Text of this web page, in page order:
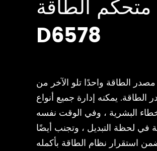
متحكم الطاقة
D6578
الطاقة واحدًا تلو الآخر من
الطاقة. يمكنه إدارة جميع أنواع
البشرية ، وفي الوقت نفسه
في لحظة التبديل ، وتجنب أيضًا